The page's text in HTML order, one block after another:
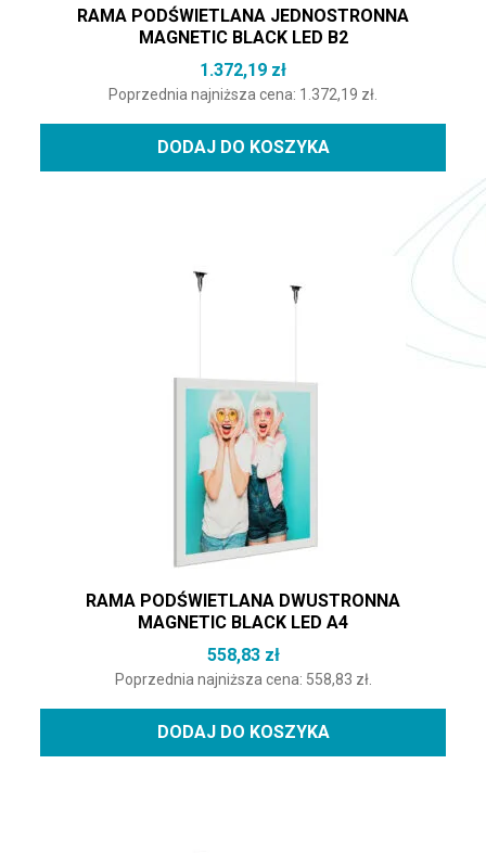
RAMA PODŚWIETLANA JEDNOSTRONNA
MAGNETIC BLACK LED B2
1.372,19 zł
Poprzednia najniższa cena: 1.372,19 zł
DODAJ DO KOSZYKA
RAMA PODŚWIETLANA DWUSTRONNA
MAGNETIC BLACK LED A4
558,83 zł
Poprzednia najniższa cena: 558,83 zł.
DODAJ DO KOSZYKA